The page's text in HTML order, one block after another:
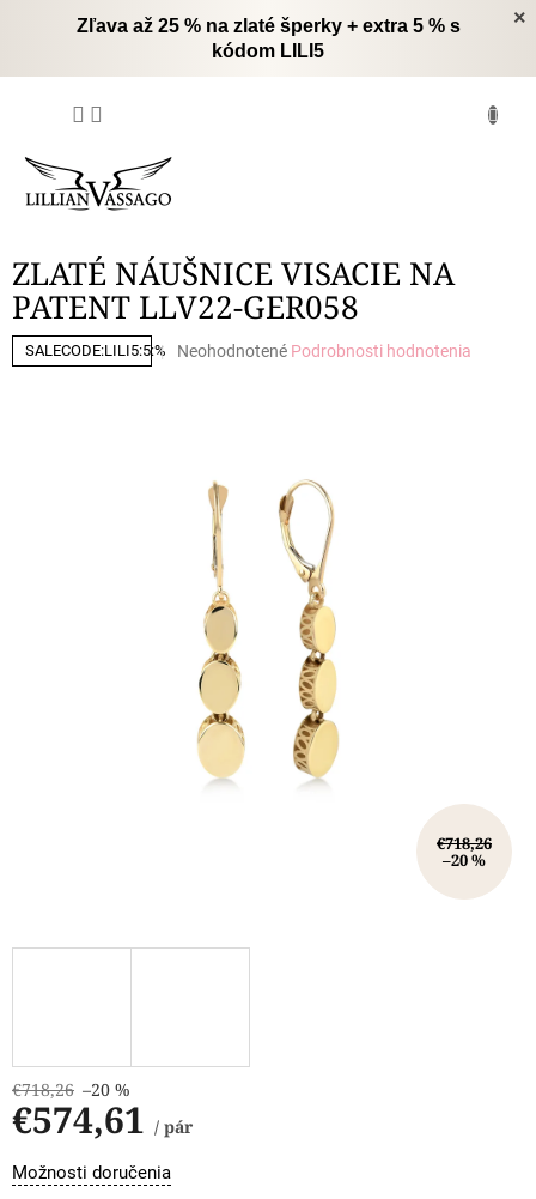
×
Zľava až 25 % na zlaté šperky + extra 5 % s
kódom LILI5
ZLATÉ NÁUŠNICE VISACIE NA
PATENT LLV22-GER058
SALECODE:LILI5:5:%
Priemerné
hviezdičiek.
Neohodnotené Podrobnosti hodnotenia
€718,26
–20 %
€718,26 –20 %
€574,61 / pár
Jednotková
cena:
Možnosti doručenia